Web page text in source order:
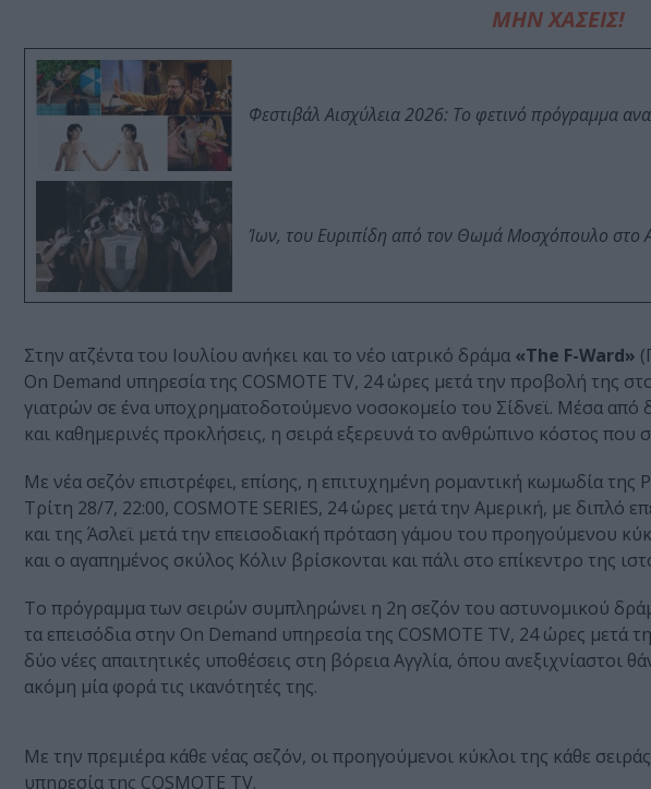
ΜΗΝ ΧΑΣΕΙΣ!
Φεστιβάλ Αισχύλεια 2026: Το φετινό πρόγραμμα
Ίων, του Ευριπίδη από τον Θωμά Μοσχόπουλο στο
Στην ατζέντα του Ιουλίου ανήκει και το νέο ιατρικό δράμα «The F-Ward»
On Demand υπηρεσία της COSMOTE TV, 24 ώρες μετά την προβολή της
γιατρών σε ένα υποχρηματοδοτούμενο νοσοκομείο του Σίδνεϊ. Μέσα από
και καθημερινές προκλήσεις, η σειρά εξερευνά το ανθρώπινο κόστος που
Με νέα σεζόν επιστρέφει, επίσης, η επιτυχημένη ρομαντική κωμωδία της
Τρίτη 28/7, 22:00, COSMOTE SERIES, 24 ώρες μετά την Αμερική, με διπλό
και της Άσλεϊ μετά την επεισοδιακή πρόταση γάμου του προηγούμενου
και ο αγαπημένος σκύλος Κόλιν βρίσκονται και πάλι στο επίκεντρο της
Το πρόγραμμα των σειρών συμπληρώνει η 2η σεζόν του αστυνομικού
τα επεισόδια στην On Demand υπηρεσία της COSMOTE TV, 24 ώρες μετά
δύο νέες απαιτητικές υποθέσεις στη βόρεια Αγγλία, όπου ανεξιχνίαστοι
ακόμη μία φορά τις ικανότητές της.
Με την πρεμιέρα κάθε νέας σεζόν, οι προηγούμενοι κύκλοι της κάθε
υπηρεσία της COSMOTE TV.